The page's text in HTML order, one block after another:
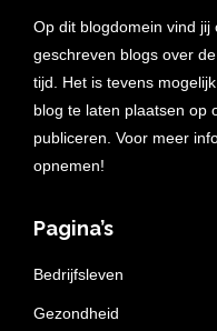
Op dit blogdomein vind
geschreven blogs over
tijd. Het is tevens
blog te laten plaatsen op
publiceren. Voor meer
opnemen!
Pagina’s
Bedrijfsleven
Gezondheid